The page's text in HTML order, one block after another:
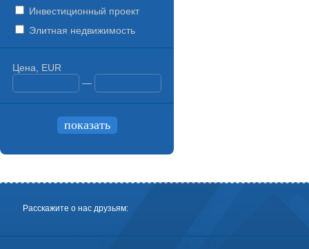
Инвестиционный проект
Элитная недвижимость
Цена, EUR
—
Расскажите о нас друзьям: